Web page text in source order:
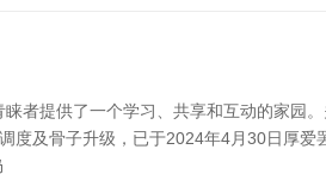
者提供了一个学习、共享和互动的家园
及骨子升级，已于2024年4月30日厚爱